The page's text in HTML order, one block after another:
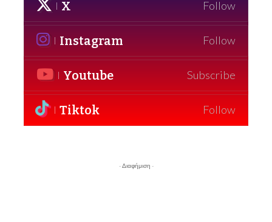
X Follow
Instagram Follow
Youtube Subscribe
Tiktok Follow
- Διαφήμιση -